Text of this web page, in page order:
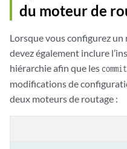
du moteur de
Lorsque vous configurez
devez également inclure
hiérarchie afin que les
modifications de
deux moteurs de routage :